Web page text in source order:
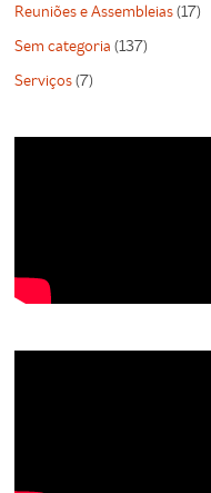
Reuniões e Assembleias(17)
Sem categoria (137)
Serviços(7)